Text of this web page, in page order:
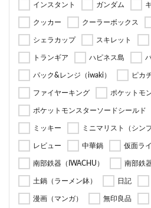
インスタント ガンダム
クッカー クーラーボックス
シェラカップ スキレット
トランギア ハピネス島
パック&レンジ（iwaki） ピカ
ファイヤーキング ポケットモ
ポケットモンスターソードシールド
ミッキー ミニマリスト（シン
レビュー 中華鍋 仮面ラ
南部鉄器（IWACHU） 南部鉄
土鍋（ラーメン鉢） 日記
漫画（マンガ） 無印良品